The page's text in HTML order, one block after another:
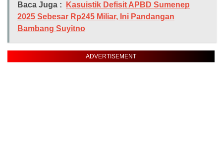
Baca Juga :
Kasuistik Defisit APBD Sumenep
2025 Sebesar Rp245 Miliar, Ini Pandangan
Bambang Suyitno
ADVERTISEMENT